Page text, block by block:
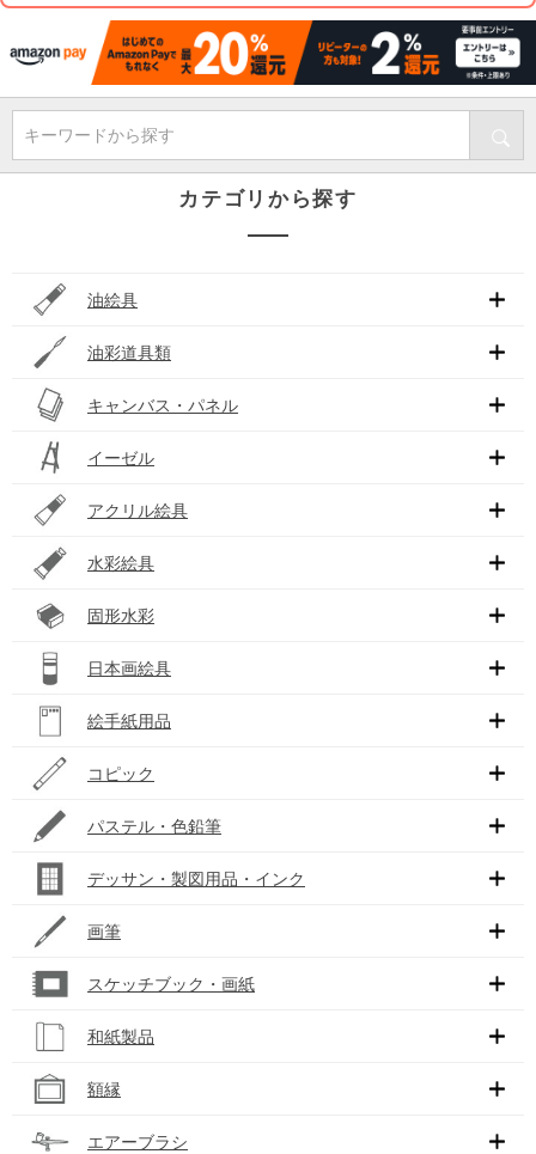
キーワードから探す
カテゴリから探す
油絵具
油彩道具類
キャンバス・パネル
イーゼル
アクリル絵具
水彩絵具
固形水彩
日本画絵具
絵手紙用品
コピック
パステル・色鉛筆
デッサン・製図用品・インク
画筆
スケッチブック・画紙
和紙製品
額縁
エアーブラシ